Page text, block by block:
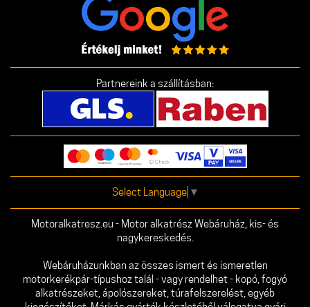
Partnereink a szállításban:
Select Language ▼
Motoralkatresz.eu - Motor alkatrész Webáruház, kis- és
nagykereskedés.
Webáruházunkban az összes ismert és ismeretlen
motorkerékpár-típushoz talál - vagy rendelhet - kopó, fogyó
alkatrészeket, ápolószereket, túrafelszerelést, egyéb